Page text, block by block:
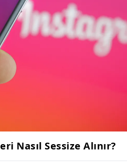
Nasıl Sessize Alınır?